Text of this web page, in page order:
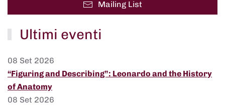
Mailing List
Ultimi eventi
08 Set 2026
“Figuring and Describing”: Leonardo and the History
of Anatomy
08 Set 2026